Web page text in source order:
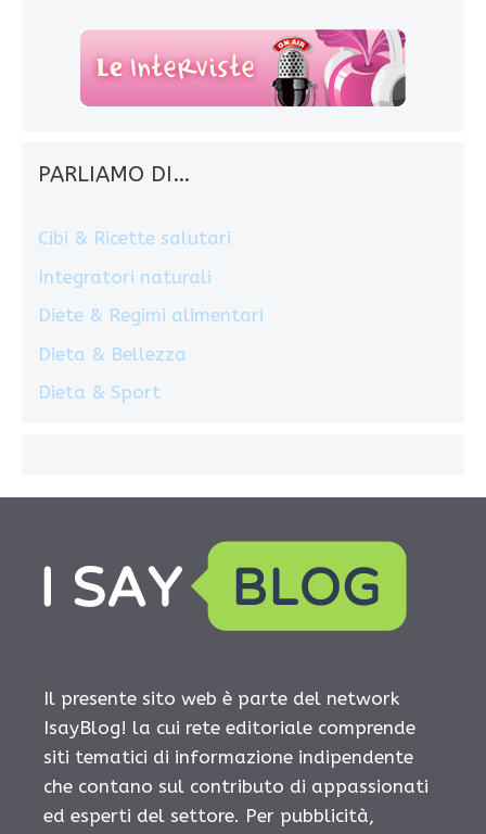
PARLIAMO DI…
Cibi & Ricette salutari
Integratori naturali
Diete & Regimi alimentari
Dieta & Bellezza
Dieta & Sport
Il presente sito web è parte del network
IsayBlog! la cui rete editoriale comprende
siti tematici di informazione indipendente
che contano sul contributo di appassionati
ed esperti del settore. Per pubblicità,